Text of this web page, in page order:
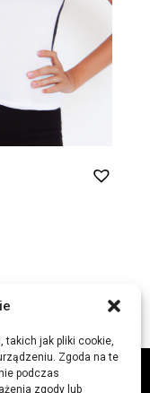
takich jak pliki cookie,
Zgoda na te
podczas
zgody lub